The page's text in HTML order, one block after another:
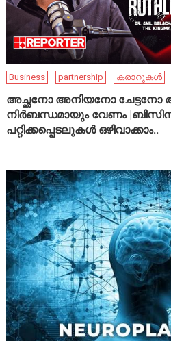
Business partnership കരാറുകൾ
അച്ഛനോ അനിയനോ ചേട്ടനോ
നിർബന്ധമായും വേണം
പറ്റിക്കപ്പെടലുകൾ ഒഴിവാക്കാം..